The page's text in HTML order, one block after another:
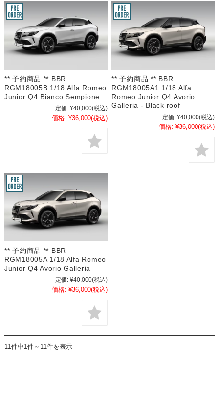
** 予約商品 ** BBR
RGM18005B 1/18 Alfa Romeo
Junior Q4 Bianco Sempione
定価: ¥40,000(税込)
価格: ¥36,000(税込)
** 予約商品 ** BBR
RGM18005A1 1/18 Alfa
Romeo Junior Q4 Avorio
Galleria - Black roof
定価: ¥40,000(税込)
価格: ¥36,000(税込)
** 予約商品 ** BBR
RGM18005A 1/18 Alfa Romeo
Junior Q4 Avorio Galleria
定価: ¥40,000(税込)
価格: ¥36,000(税込)
11件中1件～11件を表示